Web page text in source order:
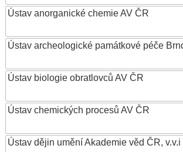
Ústav anorganické chemie AV ČR
Ústav archeologické památkové péče
Ústav biologie obratlovců AV ČR
Ústav chemických procesů AV ČR
Ústav dějin umění Akademie věd ČR, v.v.i